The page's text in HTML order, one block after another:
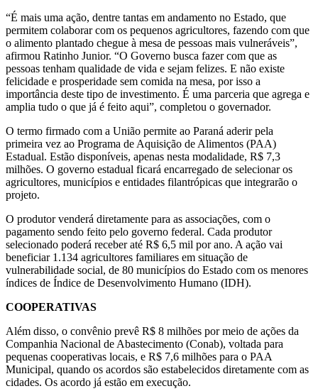
“É mais uma ação, dentre tantas em andamento no Estado, que
permitem colaborar com os pequenos agricultores, fazendo com que
o alimento plantado chegue à mesa de pessoas mais vulneráveis”,
afirmou Ratinho Junior. “O Governo busca fazer com que as
pessoas tenham qualidade de vida e sejam felizes. E não existe
felicidade e prosperidade sem comida na mesa, por isso a
importância deste tipo de investimento. É uma parceria que agrega e
amplia tudo o que já é feito aqui”, completou o governador.
O termo firmado com a União permite ao Paraná aderir pela
primeira vez ao Programa de Aquisição de Alimentos (PAA)
Estadual. Estão disponíveis, apenas nesta modalidade, R$ 7,3
milhões. O governo estadual ficará encarregado de selecionar os
agricultores, municípios e entidades filantrópicas que integrarão o
projeto.
O produtor venderá diretamente para as associações, com o
pagamento sendo feito pelo governo federal. Cada produtor
selecionado poderá receber até R$ 6,5 mil por ano. A ação vai
beneficiar 1.134 agricultores familiares em situação de
vulnerabilidade social, de 80 municípios do Estado com os menores
índices de Índice de Desenvolvimento Humano (IDH).
COOPERATIVAS
Além disso, o convênio prevê R$ 8 milhões por meio de ações da
Companhia Nacional de Abastecimento (Conab), voltada para
pequenas cooperativas locais, e R$ 7,6 milhões para o PAA
Municipal, quando os acordos são estabelecidos diretamente com as
cidades. Os acordo já estão em execução.